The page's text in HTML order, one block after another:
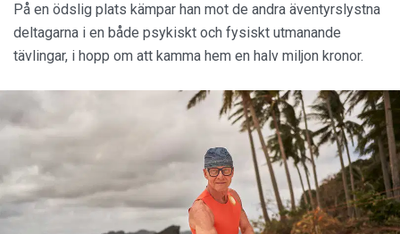
På en ödslig plats kämpar han mot de andra äventyrslystna
deltagarna i en både psykiskt och fysiskt utmanande
tävlingar, i hopp om att kamma hem en halv miljon kronor.